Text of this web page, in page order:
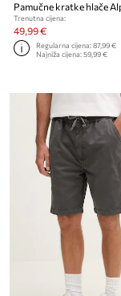
Trenutna cijena:
49,99 €
Regularna cijena:87,99 €
Najniža cijena:59,99 €